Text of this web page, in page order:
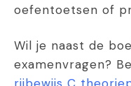
oefentoetsen of
Wil je naast de
examenvragen?